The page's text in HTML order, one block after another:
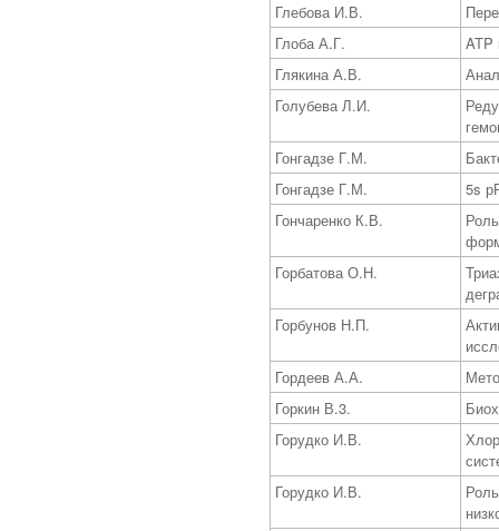
Глебова И.В.
Глоба А.Г.
ATP
Глякина А.В.
Голубева Л.И.
Гонгадзе Г.М.
Гонгадзе Г.М.
5s
Гончаренко К.В.
Горбатова О.Н.
Горбунов Н.П.
Гордеев А.А.
Горкин В.3.
Горудко И.В.
Горудко И.В.